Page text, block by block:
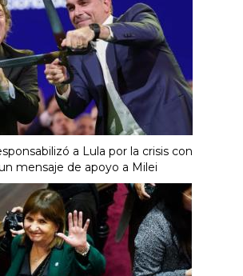
a Lula por la crisis con
mensaje de apoyo a Milei